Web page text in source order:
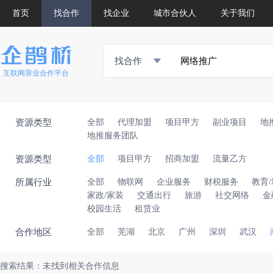
首页 找合作 找企业 城市合伙人 关于我们
互联网异业合作平台
找合作
资源类型 全部 代理加盟 项目甲方 副业项目
地
地推服务团队
资源类型 全部 项目甲方 招商加盟 流量乙方
所属行业 全部 物联网 企业服务 财税服务
教育/
家政/家装
交通出行 旅游 社交网络
金
校园生活
租赁业
合作地区 全部 芜湖 北京 广州 深圳 武汉
搜索结果：未找到相关合作信息